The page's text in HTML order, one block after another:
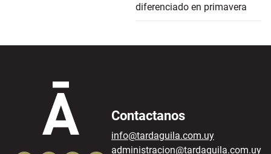
diferenciado en primavera
Contactanos
info@tardaguila.com.uy
administracion@tardaguila.com.uy